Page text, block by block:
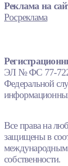
Реклама на
Росреклама
ЭЛ № ФС 77-
Федеральной
Все права на
защищены в
международным
собственности.